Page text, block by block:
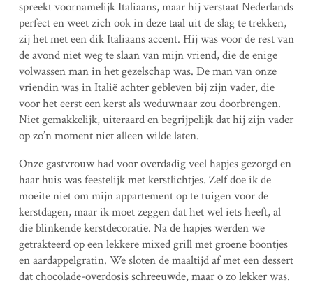
spreekt voornamelijk Italiaans, maar hij verstaat Nederlands
perfect en weet zich ook in deze taal uit de slag te trekken,
zij het met een dik Italiaans accent. Hij was voor de rest van
de avond niet weg te slaan van mijn vriend, die de enige
volwassen man in het gezelschap was. De man van onze
vriendin was in Italië achter gebleven bij zijn vader, die
voor het eerst een kerst als weduwnaar zou doorbrengen.
Niet gemakkelijk, uiteraard en begrijpelijk dat hij zijn vader
op zo’n moment niet alleen wilde laten.
Onze gastvrouw had voor overdadig veel hapjes gezorgd en
haar huis was feestelijk met kerstlichtjes. Zelf doe ik de
moeite niet om mijn appartement op te tuigen voor de
kerstdagen, maar ik moet zeggen dat het wel iets heeft, al
die blinkende kerstdecoratie. Na de hapjes werden we
getrakteerd op een lekkere mixed grill met groene boontjes
en aardappelgratin. We sloten de maaltijd af met een dessert
dat chocolade-overdosis schreeuwde, maar o zo lekker was.